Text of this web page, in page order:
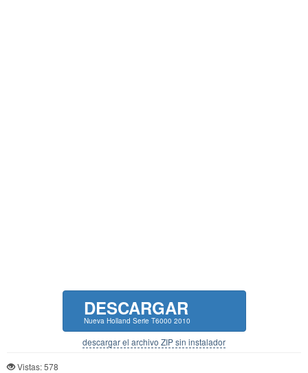
DESCARGAR
Nueva Holland Serie T6000 2010
descargar el archivo ZIP sin instalador
Vistas: 578